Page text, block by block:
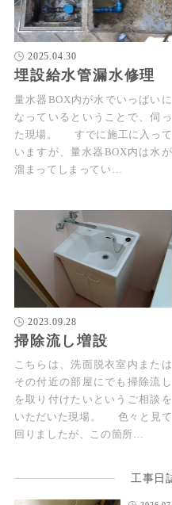
2025.04.30
埋設給水管漏水修理
量水器BOX内が水でいっぱいに
なっているということで、伺っ
た現場。 すでに施工に入って
いますが、量水器BOX内は水が
溜まってしまってい…
2023.09.28
掃除流し増設
こちらは、洗面脱衣室内または
その付近の部屋にでも掃除流し
を取り付けたいというご相談を
いただいた現場。 色々と見て
回りましたが、この箇所…
工事日